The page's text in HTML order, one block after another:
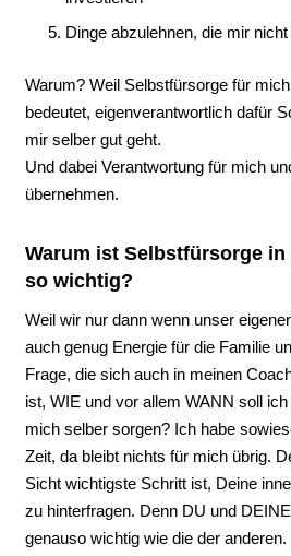
Dinge abzulehnen, die mir
Warum? Weil Selbstfürsorge für mich
bedeutet, eigenverantwortlich dafür
mir selber gut geht.
Und dabei Verantwortung für mich
übernehmen.
Warum ist Selbstfürsorge
so wichtig?
Weil wir nur dann wenn unser
auch genug Energie für die Familie
Frage, die sich auch in meinen
ist, WIE und vor allem WANN soll
mich selber sorgen? ͏Ich habe
Zeit, da bleibt nichts für mich übrig.
Sicht wichtigste Schritt ist, Deine
zu hinterfragen. Denn DU und
genauso wichtig wie die der anderen.